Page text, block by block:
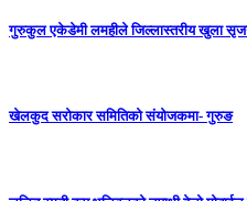
गुरुकुल एकेडेमी लमहीले जिल्लास्तरीय खुला
खेलकुद सरोकार समितिको संयोजकमा- गुरुङ